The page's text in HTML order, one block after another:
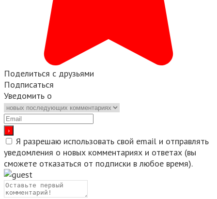
Поделиться с друзьями
Подписаться
Уведомить о
Я разрешаю использовать свой email и отправлять
уведомления о новых комментариях и ответах (вы
cможете отказаться от подписки в любое время).